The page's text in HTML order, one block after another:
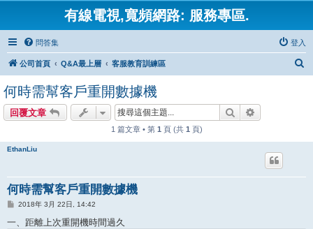
有線電視,寬頻網路: 服務專區.
問答集 登入
公司首頁 Q&A最上層 客服教育訓練區
何時需幫客戶重開數據機
回覆文章 搜尋
1 篇文章 • 第 1 頁 (共 1 頁)
EthanLiu
何時需幫客戶重開數據機
文
2018年 3月 22日, 14:42
一、距離上次重開機時間過久